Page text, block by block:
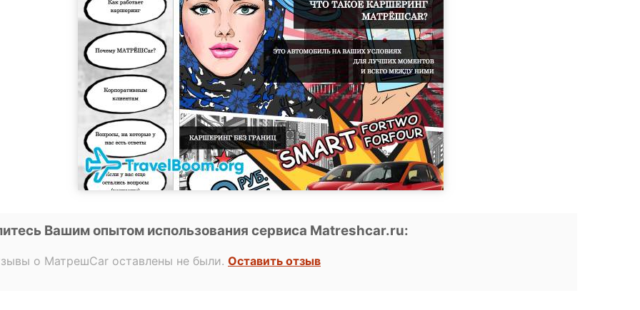
Вашим опытом использования сервиса Matreshcar.ru:
о МатрешCar оставлены не были. Оставить отзыв